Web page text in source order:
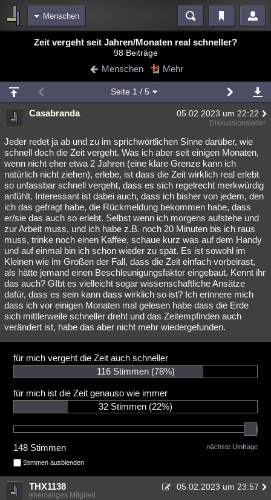
Menschen
Bereiche
Blogs
Chat Wiki Neuigkeiten
meine Rubriken
Menschen Wissenschaft Mystery Kriminalfälle
Spiritualität Verschwörungen Technologie Ufologie
Natur Umfragen Unterhaltung
weitere Rubriken
Philosophie Träume Orte Esoterik Literatur
Astronomie Helpdesk Gruppen Gaming Filme
Musik Clash Verbesserungen Allmystery English
Übersichten
Besucht Teilgenommen Alle Neue Geschlossen
Lesenswert Schlüsselwörter
Zeit vergeht seit Jahren/Monaten real schneller?
98 Beiträge
Menschen Mehr
Seite 1 / 5
Casabranda 05.02.2023 um 22:22
Diskussionsleiter
Jeder redet ja ab und zu im sprichwörtlichen Sinne darüber, wie
schnell doch die Zeit vergeht. Was ich aber seit einigen Monaten,
wenn nicht eher etwa 2 Jahren (eine klare Grenze kann ich
natürlich nicht ziehen), erlebe, ist dass die Zeit wirklich real erlebt
so unfassbar schnell vergeht, dass es sich regelrecht merkwürdig
anfühlt. Interessant ist dabei auch, dass ich bisher von jedem, den
ich das gefragt habe, die Rückmeldung bekommen habe, dass
er/sie das auch so erlebt. Selbst wenn ich morgens aufstehe und
zur Arbeit muss, und ich habe z.B. noch 20 Minuten bis ich raus
muss, trinke noch einen Kaffee, schaue kurz was auf dem Handy
und auf einmal bin ich schon wieder zu spät. Es ist sowohl im
Kleinen wie im Großen der Fall, dass die Zeit einfach vorbeirast,
als hätte jemand einen Beschleunigungsfaktor eingebaut. Kennt ihr
das auch? GIbt es vielleicht sogar wissenschaftliche Ansätze
dafür, dass es sein kann dass wirklich so ist? Ich erinnere mich
dass ich vor einigen Monaten mal gelesen habe dass die Erde
sich mittlerweile schneller dreht und das Zeitempfinden auch
verändert ist, habe das aber nicht mehr wiedergefunden.
für mich vergeht die Zeit auch schneller
116 Stimmen (78%)
für mich ist die Zeit genauso wie immer
32 Stimmen (22%)
Stimmen ausblenden
nächste Umfrage
148 Stimmen
THX1138 05.02.2023 um 23:57
ehemaliges Mitglied